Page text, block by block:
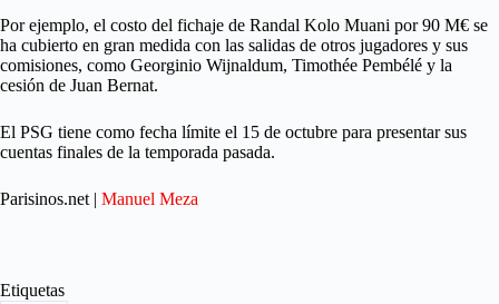
Por ejemplo, el costo del fichaje de Randal Kolo Muani por 90 M€ se
ha cubierto en gran medida con las salidas de otros jugadores y sus
comisiones, como Georginio Wijnaldum, Timothée Pembélé y la
cesión de Juan Bernat.
El PSG tiene como fecha límite el 15 de octubre para presentar sus
cuentas finales de la temporada pasada.
Parisinos.net | Manuel Meza
Etiquetas